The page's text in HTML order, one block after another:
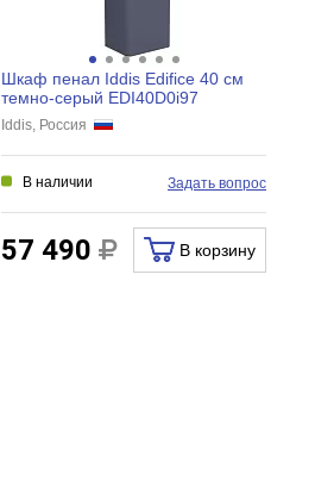
Шкаф пенал Iddis Edifice 40 см
темно-серый EDI40D0i97
Iddis, Россия
В наличии Задать вопрос
57 490 В корзину